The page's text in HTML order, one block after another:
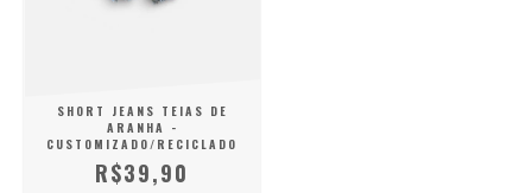
SHORT JEANS TEIAS DE
ARANHA -
CUSTOMIZADO/RECICLADO
R$39,90